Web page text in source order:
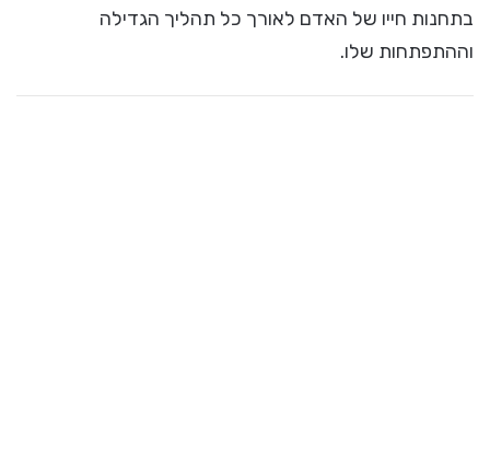
בתחנות חייו של האדם לאורך כל תהליך הגדילה
וההתפתחות שלו.